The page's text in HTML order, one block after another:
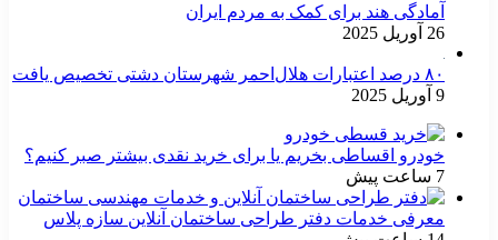
آمادگی هند برای کمک به مردم ایران
26 آوریل 2025
۸۰ درصد اعتبارات هلال‌احمر شهرستان دشتی تخصیص یافت
9 آوریل 2025
خودرو اقساطی بخریم یا برای خرید نقدی بیشتر صبر کنیم؟
7 ساعت پیش
معرفی خدمات دفتر طراحی ساختمان آنلاین سازه پلاس